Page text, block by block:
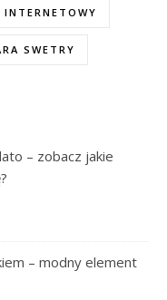
SWETRY
– zobacz jakie
– modny element